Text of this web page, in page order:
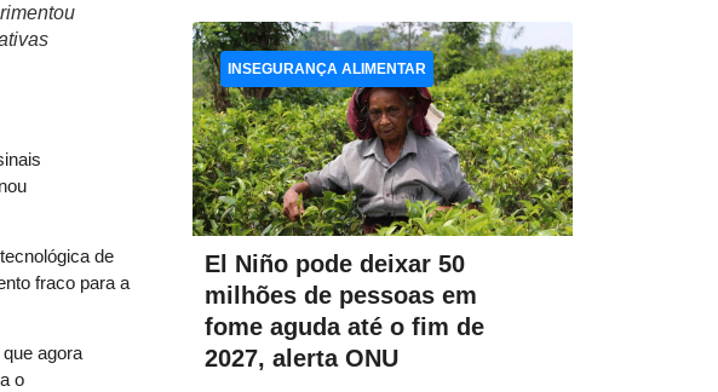
de
fraco para a
agora
o
El Niño pode deixar 50
milhões de pessoas em
fome aguda até o fim de
2027, alerta ONU
INSEGURANÇA ALIMENTAR